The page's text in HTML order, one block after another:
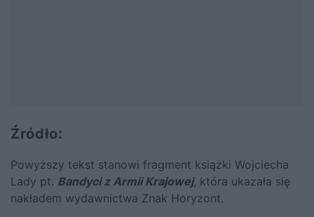
Źródło:
Powyższy tekst stanowi fragment książki Wojciecha
Lady pt. Bandyci z Armii Krajowej, która ukazała się
nakładem wydawnictwa Znak Horyzont.